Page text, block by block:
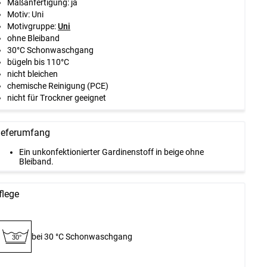
Maßanfertigung: ja
Motiv: Uni
Motivgruppe:Uni
ohne Bleiband
30°C Schonwaschgang
bügeln bis 110°C
nicht bleichen
chemische Reinigung (PCE)
nicht für Trockner geeignet
Ein unkonfektionierter Gardinenstoff in beige ohne
Bleiband.
30° bei 30 °C Schon­waschgang